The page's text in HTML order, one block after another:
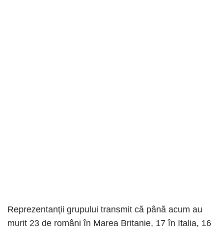
Reprezentanţii grupului transmit că până acum au
murit 23 de români în Marea Britanie, 17 în Italia, 16